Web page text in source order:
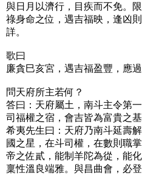
與日月以濟行，目疾而不免。
祿身命之位，遇吉福映，逢凶
詳。
歌曰
廉貪巳亥宮，遇吉福盈豐，應
問天府所主若何？
答曰：天府屬土，南斗主令第
司福權之宿，會吉皆為富貴之
希夷先生曰：天府乃南斗延壽
國之星，在斗司權，在數則職
帝之佐貳，能制羊陀為從，能
稟性溫良端雅。與昌曲會，必